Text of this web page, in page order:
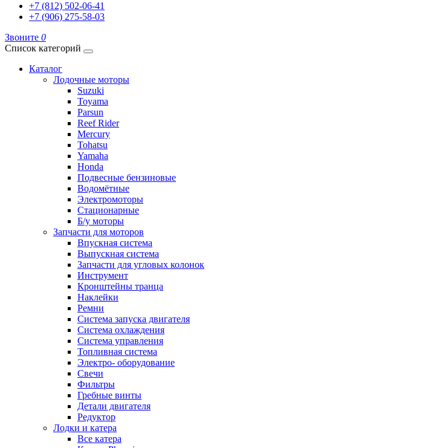
+7 (812) 502-06-41
+7 (906) 275-58-03
Звоните 0
Список категорий
Каталог
Лодочные моторы
Suzuki
Toyama
Parsun
Reef Rider
Mercury
Tohatsu
Yamaha
Honda
Подвесные бензиновые
Водомётные
Электромоторы
Стационарные
Б/у моторы
Запчасти для моторов
Впускная система
Выпускная система
Запчасти для угловых колонок
Инструмент
Кронштейны транца
Наклейки
Ремни
Система запуска двигателя
Система охлаждения
Система управления
Топливная система
Электро- оборудование
Свечи
Фильтры
Гребные винты
Детали двигателя
Редуктор
Лодки и катера
Все катера